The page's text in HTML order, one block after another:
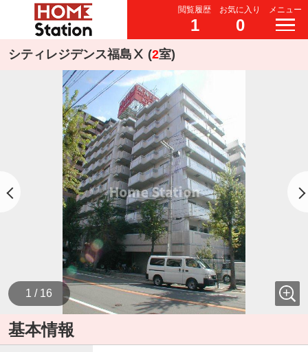
閲覧履歴
1
お気に入り
0
メニュー
シティレジデンス福島Ⅹ (2室)
1 / 16
基本情報